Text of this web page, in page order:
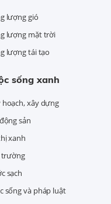
lượng gió
lượng mặt trời
lượng tái tạo
sống xanh
hoạch, xây dựng
sản
xanh
trường
sạch
sống và pháp luật